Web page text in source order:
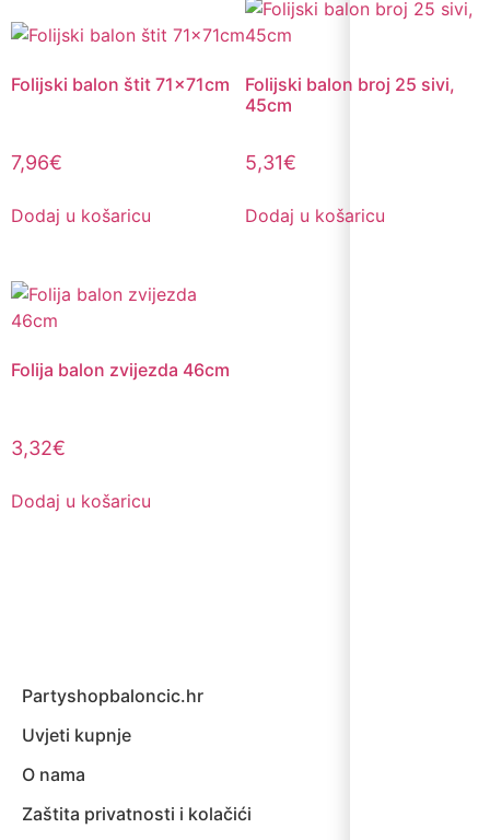
Folijski balon štit 71x71cm
7,96€
Dodaj u košaricu
Folijski balon broj 25 sivi,
45cm
5,31€
Dodaj u košaricu
Folija balon zvijezda 46cm
3,32€
Dodaj u košaricu
Partyshopbaloncic.hr
Uvjeti kupnje
O nama
Zaštita privatnosti i kolačići